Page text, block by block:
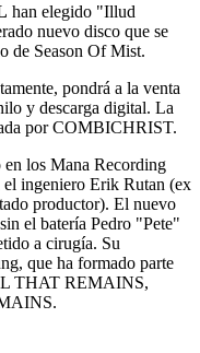
han elegido "Illud
nuevo disco que se
de Season Of Mist.
pondrá a la venta
y descarga digital. La
por COMBICHRIST.
los Mana Recording
el ingeniero Erik Rutan (ex
productor). El nuevo
el batería Pedro "Pete"
a cirugía. Su
que ha formado parte
THAT REMAINS,